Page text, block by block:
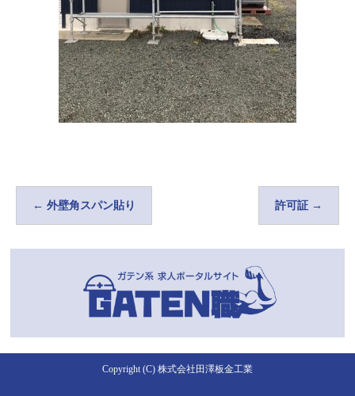
← 外壁角スパン貼り 許可証 →
Copyright (C) 株式会社田澤板金工業